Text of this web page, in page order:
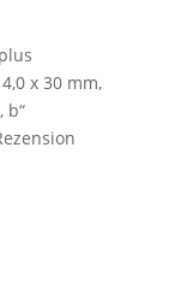
x 30 mm,
b“